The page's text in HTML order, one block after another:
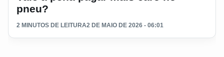
pneu?
2 MINUTOS DE LEITURA2 DE MAIO DE 2026 - 06:01